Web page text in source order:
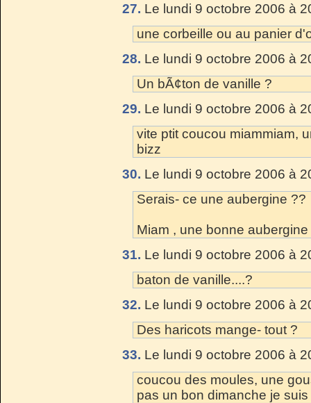
27. Le lundi 9 octobre 2006 à
une corbeille ou au panier
28. Le lundi 9 octobre 2006 à
Un bÃ¢ton de vanille ?
29. Le lundi 9 octobre 2006 à
vite ptit coucou miammiam,
bizz
30. Le lundi 9 octobre 2006 à
Serais- ce une aubergine ??
Miam , une bonne
31. Le lundi 9 octobre 2006 à
baton de vanille....?
32. Le lundi 9 octobre 2006 à
Des haricots mange- tout ?
33. Le lundi 9 octobre 2006 à
coucou des moules, une
pas un bon dimanche je